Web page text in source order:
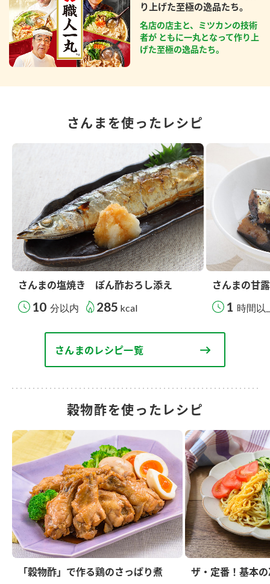
り上げた至極の逸品たち。
名店の店主と、ミツカンの技術
者が ともに一丸となって作り上
げた至極の逸品たち。
さんまを使ったレシピ
さんまの塩焼き ぽん酢おろし添え
10 分以内 285 kcal
さんまの甘
1 時間以
さんまのレシピ一覧
穀物酢を使ったレシピ
「穀物酢」で作る鶏のさっぱり煮 ザ・定番！基本